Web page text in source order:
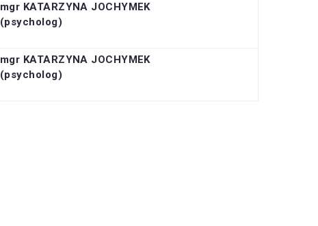
mgr KATARZYNA JOCHYMEK
(psycholog)
mgr KATARZYNA JOCHYMEK
(psycholog)